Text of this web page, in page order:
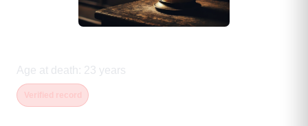
Age at death : 23 years